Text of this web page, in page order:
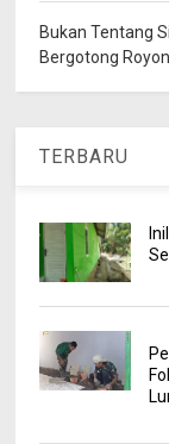
Bukan Tentang
Bergotong
TERBARU